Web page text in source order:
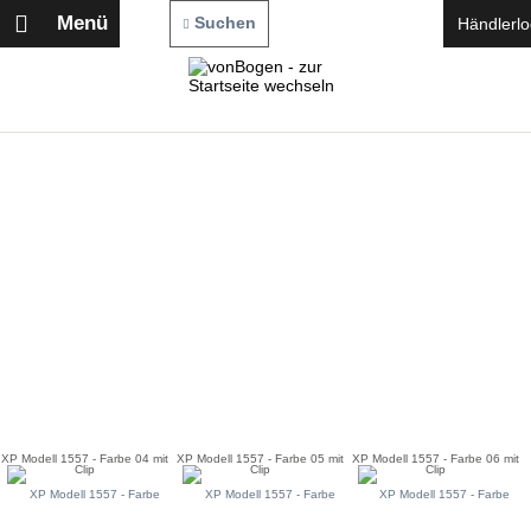
Suchen
Menü
XP Modell 1557 - Farbe 04 mit
Clip
XP Modell 1557 - Farbe 05 mit
Clip
XP Modell 1557 - Farbe 06 mit
Clip